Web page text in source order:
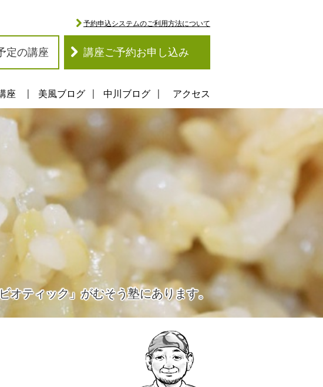
定の講座 講座ご予約お申し込み
予約申込システムのご利用方法について
座 美風ブログ 中川ブログ アクセス
オティック」がむそう塾にあります。